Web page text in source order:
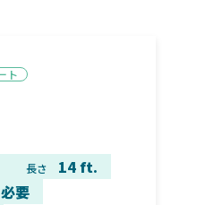
ト
長さ 14 ft.
必要